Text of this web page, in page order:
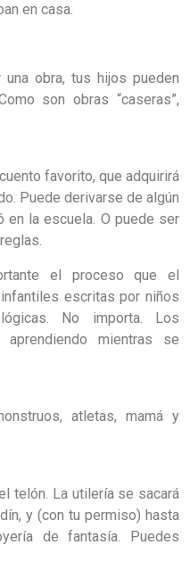
en casa.
obra, tus hijos pueden
son obras “caseras”,
favorito, que adquirirá
Puede derivarse de algún
en la escuela. O puede ser
el proceso que el
escritas por niños
No importa. Los
aprendiendo mientras se
atletas, mamá y
telón. La utilería se sacará
y (con tu permiso) hasta
de fantasía. Puedes